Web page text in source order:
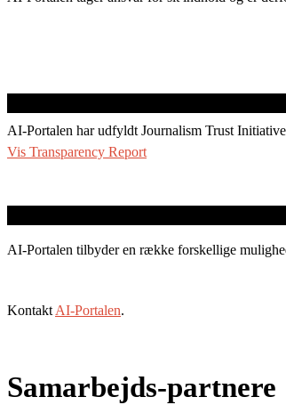
AI-Portalen har udfyldt Journalism Trust
Vis Transparency Report
AI-Portalen tilbyder en række forskellige
Kontakt AI-Portalen.
Samarbejds-partnere